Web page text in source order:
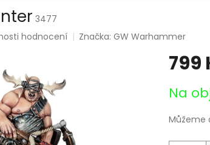
3477
hodnocení Značka:GW Warhammer
799
cena:
Na
Můžeme